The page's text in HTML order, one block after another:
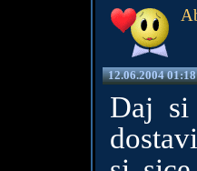
12.06.2004
Daj si